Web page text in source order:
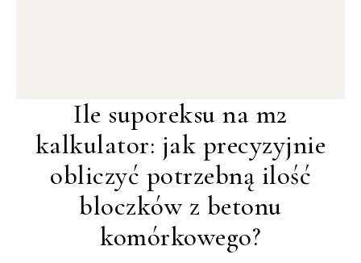
Ile suporeksu na m2
kalkulator: jak precyzyjnie
obliczyć potrzebną ilość
bloczków z betonu
komórkowego?